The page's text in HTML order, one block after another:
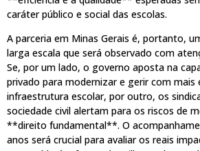
caráter público e social das escolas.
A parceria em Minas Gerais é, portanto,
larga escala que será observado com
Se, por um lado, o governo aposta na
privado para modernizar e gerir com mais
infraestrutura escolar, por outro, os
sociedade civil alertam para os riscos de
**direito fundamental**. O
anos será crucial para avaliar os reais